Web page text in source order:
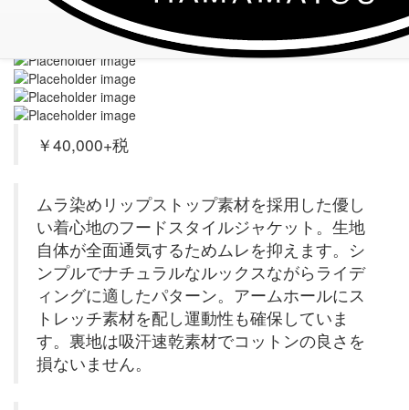
￥40,000+税
ムラ染めリップストップ素材を採用した優し
い着心地のフードスタイルジャケット。生地
自体が全面通気するためムレを抑えます。シ
ンプルでナチュラルなルックスながらライデ
ィングに適したパターン。アームホールにス
トレッチ素材を配し運動性も確保していま
す。裏地は吸汗速乾素材でコットンの良さを
損ないません。